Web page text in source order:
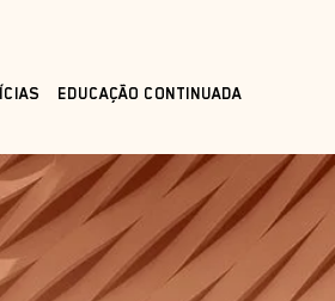
EDUCAÇÃO CONTINUADA